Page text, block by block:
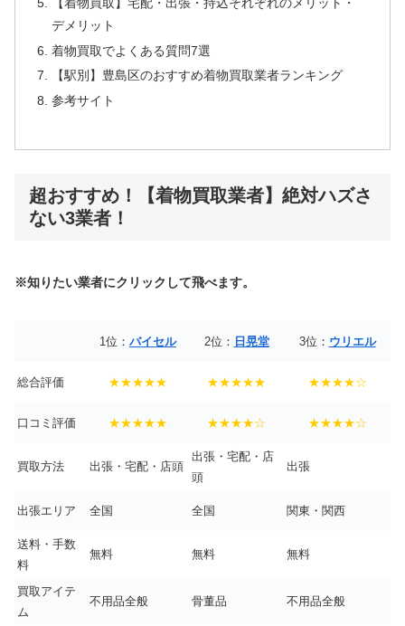
デメリット
着物買取でよくある質問7選
【駅別】豊島区のおすすめ着物買取業者ランキング
参考サイト
超おすすめ！【着物買取業者】絶対ハズさ
ない3業者！
※知りたい業者にクリックして飛べます。
1位： バイセル 2位： 日晃堂 3位： ウリエル
総合評価 ★★★★★ ★★★★★ ★★★★☆
口コミ評価 ★★★★★ ★★★★☆ ★★★★☆
買取方法 出張・宅配・店頭
出張・宅配・店
頭
出張
出張エリア 全国 全国 関東・関西
送料・手数
料
無料 無料 無料
買取アイテ
ム
不用品全般 骨董品 不用品全般